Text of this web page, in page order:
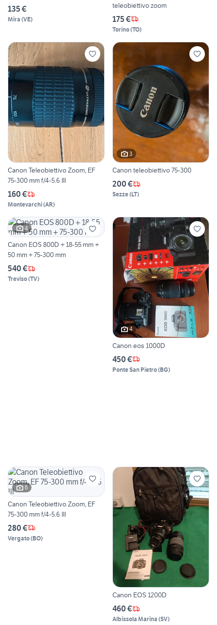
135 €
Mira (VE)
teleobiettivo zoom
175 €
Torino(TO)
Canon Teleobiettivo Zoom, EF
75-300 mm f/4-5.6 III
160 €
Montevarchi(AR)
3
Canon teleobiettivo 75-300
200 €
Sezze(LT)
4
Canon EOS 800D + 18-55 mm +
50 mm + 75-300 mm
540 €
Treviso(TV)
4
Canon eos 1000D
450 €
Ponte San Pietro(BG)
6
Canon Teleobiettivo Zoom, EF
75-300 mm f/4-5.6 III
280 €
Vergato(BO)
Canon EOS 1200D
460 €
Albissola Marina (SV)